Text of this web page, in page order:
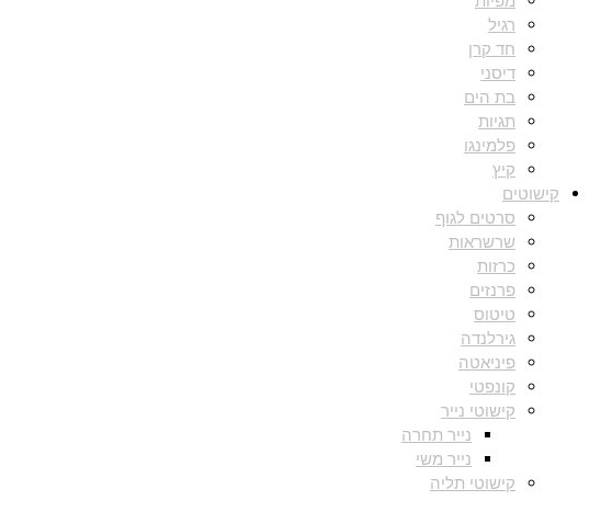
רגיל
חד קרן
דיסני
בת הים
תגיות
פלמינגו
קיץ
קישוטים
סרטים לגוף
שרשראות
כרזות
פרנזים
טיטוס
גירלנדה
פיניאטה
קונפטי
קישוטי נייר
נייר תחרה
נייר משי
קישוטי תליה